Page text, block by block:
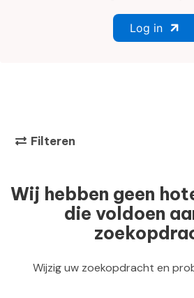
Log in
Filteren
Wij hebben geen
die voldoen
Wijzig uw zoekopdracht en